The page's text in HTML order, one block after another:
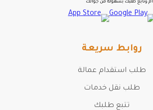
وتابع طلبك بسهولة من جوالك
روابط سريعة
طلب استقدام عمالة
طلب نقل خدمات
تتبع طلبك